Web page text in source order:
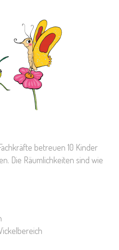
betreuen 10 Kinder
Die Räumlichkeiten sind wie